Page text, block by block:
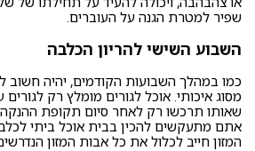
שפיר למטרת הגנה על העוברים.
השבוע השישי להריון הכלבה
כמו במהלך השבועות הקודמים, יהיה חשוב
מסוג איכותי. אוכל לגורים מומלץ רק
שאותו תרכשו רק לאחר סיום תקופת
אתם מתעקשים להכין בבית אוכל ביתי
המזון חייב לכלול את כל אבות המזון